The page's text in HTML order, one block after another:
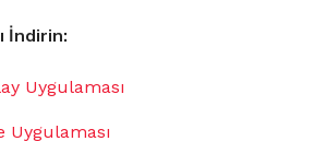
İndirin: